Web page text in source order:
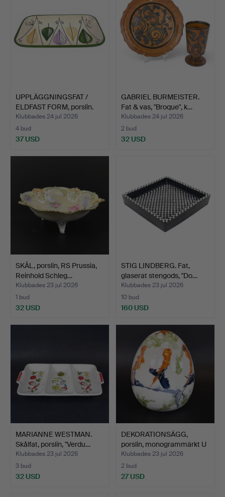
UPPLÄGGNINGSFAT /
ELDFAST FORM, porslin.
Klubbades 24 jul 2026
4 bud
37 USD
GABRIEL BURMEISTER.
Fat & vas, "Broque", k…
Klubbades 24 jul 2026
2 bud
32 USD
SKÅL, porslin, RS Prussia,
Reinhold Schleg…
Klubbades 23 jul 2026
1 bud
32 USD
STIG LINDBERG. Fat,
glaserat stengods, "Do…
Klubbades 23 jul 2026
10 bud
160 USD
MARIANNE WESTMAN.
Skålfat, porslin, "Verdu…
Klubbades 23 jul 2026
3 bud
32 USD
DEKORATIONSÄGG,
porslin, monogrammärkt U
B.
Klubbades 23 jul 2026
2 bud
27 USD